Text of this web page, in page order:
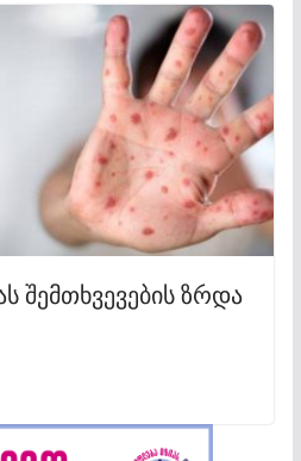
შემთხვევების ზრდა